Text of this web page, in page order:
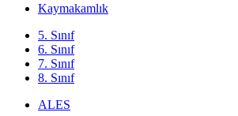
Kaymakamlık
5. Sınıf
6. Sınıf
7. Sınıf
8. Sınıf
ALES